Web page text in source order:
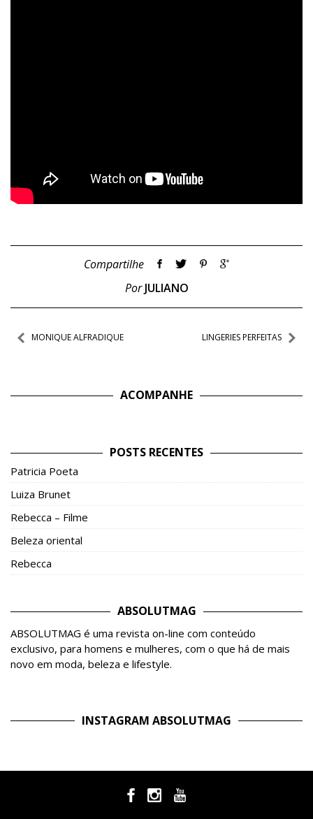
Compartilhe
PorJULIANO
Navegação
MONIQUE ALFRADIQUE LINGERIES PERFEITAS
ACOMPANHE
POSTS RECENTES
Patricia Poeta
Luiza Brunet
Rebecca – Filme
Beleza oriental
Rebecca
ABSOLUTMAG
ABSOLUTMAG é uma revista on-line com conteúdo
exclusivo, para homens e mulheres, com o que há de mais
novo em moda, beleza e lifestyle.
INSTAGRAM ABSOLUTMAG